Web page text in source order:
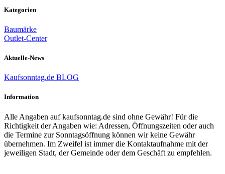
Kategorien
Baumärke
Outlet-Center
Aktuelle-News
Kaufsonntag.de BLOG
Information
Alle Angaben auf kaufsonntag.de sind ohne Gewähr! Für die
Richtigkeit der Angaben wie: Adressen, Öffnungszeiten oder auch
die Termine zur Sonntagsöffnung können wir keine Gewähr
übernehmen. Im Zweifel ist immer die Kontaktaufnahme mit der
jeweiligen Stadt, der Gemeinde oder dem Geschäft zu empfehlen.